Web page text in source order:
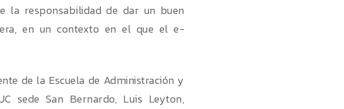
la responsabilidad de dar un buen
en un contexto en el que el e-
de la Escuela de Administración y
sede San Bernardo, Luis Leyton,